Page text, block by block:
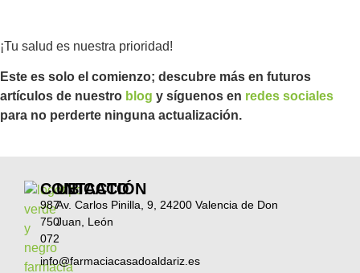
¡Tu salud es nuestra prioridad!
Este es solo el comienzo; descubre más en futuros
artículos de nuestro blog y síguenos en redes sociales
para no perderte ninguna actualización.
CONTACTO
987
750
072
info@farmaciacasadoaldariz.es
UBICACIÓN
Av. Carlos Pinilla, 9, 24200 Valencia de Don
Juan, León